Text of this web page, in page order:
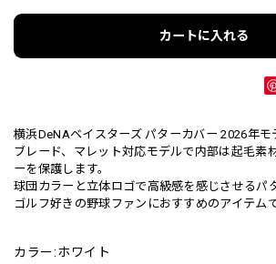
カートに入れる
横浜DeNAベイスターズ パターカバー 2026年モ
ブレード、マレット対応モデルで内部は起毛素
ーを保護します。
球団カラーと立体ロゴで高級感を感じさせるパ
ゴルフ好きの野球ファンにおすすめのアイテムで
カラー:ホワイト